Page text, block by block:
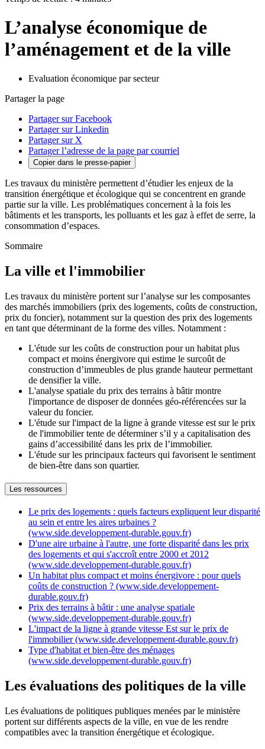
L’analyse économique de
l’aménagement et de la ville
Evaluation économique par secteur
Partager la page
Partager sur Facebook
Partager sur Linkedin
Partager sur X
Partager l’adresse de la page par courriel
Copier dans le presse-papier
Les travaux du ministère permettent d’étudier les enjeux de la
transition énergétique et écologique qui se concentrent en grande
partie sur la ville. Les problématiques concernent à la fois les
bâtiments et les transports, les polluants et les gaz à effet de serre, la
consommation d’espaces.
Sommaire
La ville et l'immobilier
Les travaux du ministère portent sur l’analyse sur les composantes
des marchés immobiliers (prix des logements, coûts de construction,
prix du foncier), notamment sur la question des prix des logements
en tant que déterminant de la forme des villes. Notamment :
L'étude sur les coûts de construction pour un habitat plus
compact et moins énergivore qui estime le surcoût de
construction d’immeubles de plus grande hauteur permettant
de densifier la ville.
L'analyse spatiale du prix des terrains à bâtir montre
l'importance de disposer de données géo-référencées sur la
valeur du foncier.
L'étude sur l'impact de la ligne à grande vitesse est sur le prix
de l'immobilier tente de déterminer s’il y a capitalisation des
gains d’accessibilité dans les prix de l’immobilier.
L'étude sur les principaux facteurs qui favorisent le sentiment
de bien-être dans son quartier.
Les ressources
Le prix des logements : quels facteurs expliquent leur disparité
au sein et entre les aires urbaines ?
(www.side.developpement-durable.gouv.fr)
D'une aire urbaine à l'autre, une forte disparité dans les prix
des logements et qui s'accroît entre 2000 et 2012
(www.side.developpement-durable.gouv.fr)
Un habitat plus compact et moins énergivore : pour quels
coûts de construction ? (www.side.developpement-
durable.gouv.fr)
Prix des terrains à bâtir : une analyse spatiale
(www.side.developpement-durable.gouv.fr)
L'impact de la ligne à grande vitesse Est sur le prix de
l'immobilier (www.side.developpement-durable.gouv.fr)
Type d'habitat et bien-être des ménages
(www.side.developpement-durable.gouv.fr)
Les évaluations des politiques de la ville
Les évaluations de politiques publiques menées par le ministère
portent sur différents aspects de la ville, en vue de les rendre
compatibles avec la transition énergétique et écologique.